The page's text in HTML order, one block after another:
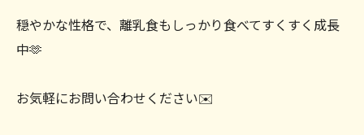
穏やかな性格で、離乳食もしっかり食べてすくすく成長
中🫶
お気軽にお問い合わせください✉️